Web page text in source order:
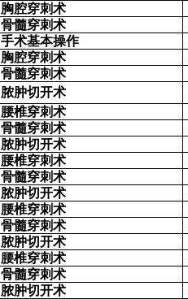
胸腔穿刺术
骨髓穿刺术
手术基本操作
胸腔穿刺术
骨髓穿刺术
脓肿切开术
腰椎穿刺术
骨髓穿刺术
脓肿切开术
腰椎穿刺术
骨髓穿刺术
脓肿切开术
腰椎穿刺术
骨髓穿刺术
脓肿切开术
腰椎穿刺术
骨髓穿刺术
脓肿切开术